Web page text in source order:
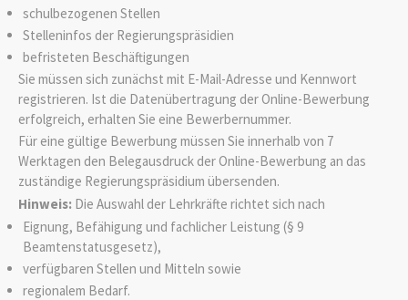
schulbezogenen Stellen
Stelleninfos der Regierungspräsidien
befristeten Beschäftigungen
Sie müssen sich zunächst mit E-Mail-Adresse und Kennwort
registrieren. Ist die Datenübertragung der Online-Bewerbung
erfolgreich, erhalten Sie eine Bewerbernummer.
Für eine gültige Bewerbung müssen Sie innerhalb von 7
Werktagen den Belegausdruck der Online-Bewerbung an das
zuständige Regierungspräsidium übersenden.
Hinweis: Die Auswahl der Lehrkräfte richtet sich nach
Eignung, Befähigung und fachlicher Leistung (§ 9
Beamtenstatusgesetz),
verfügbaren Stellen und Mitteln sowie
regionalem Bedarf.